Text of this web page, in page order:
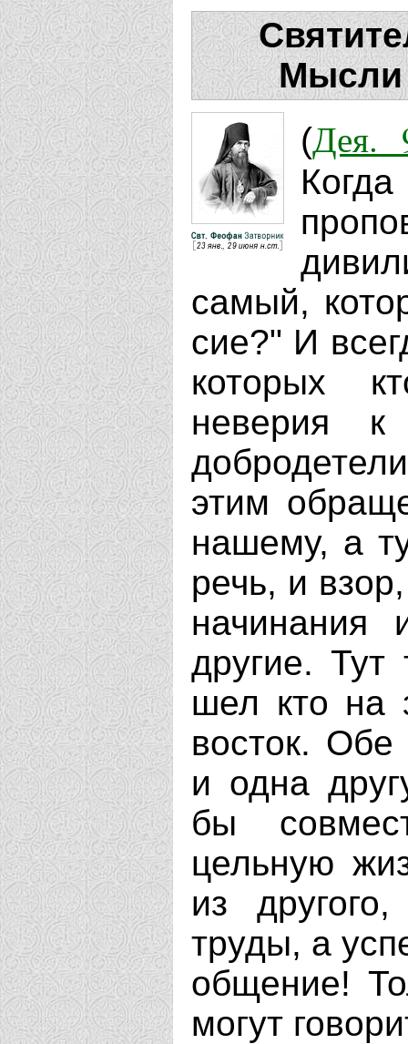
Мысли
(Дея.
самый,
сие?" И
которых
неверия
этим
нашему, а
речь, и
начинания
другие.
шел кто на
восток.
и одна
бы
цельную
из
труды, а
общение!
могут